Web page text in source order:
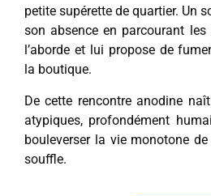
petite supérette de quartier. Un
son absence en parcourant
l’aborde et lui propose de
la boutique.
De cette rencontre anodine
atypiques, profondément
bouleverser la vie monotone
souffle.